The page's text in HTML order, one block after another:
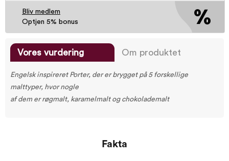
Bliv medlem
Optjen 5% bonus
Vores vurdering Om produktet
Engelsk inspireret Porter, der er brygget på 5 forskellige
malttyper, hvor nogle
af dem er røgmalt, karamelmalt og chokolademalt
Fakta